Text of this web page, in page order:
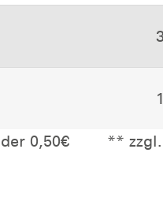
0,50€ **